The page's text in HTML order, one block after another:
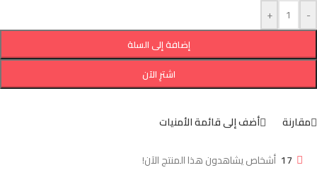
-
+
إضافة إلى السلة
اشترِ الآن
مقارنة أضف إلى قائمة الأمنيات
17 أشخاص يشاهدون هذا المنتج الآن!